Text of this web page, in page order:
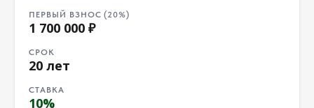
ПЕРВЫЙ ВЗНОС (20%)
1 700 000 ₽
СРОК
20 лет
СТАВКА
10%